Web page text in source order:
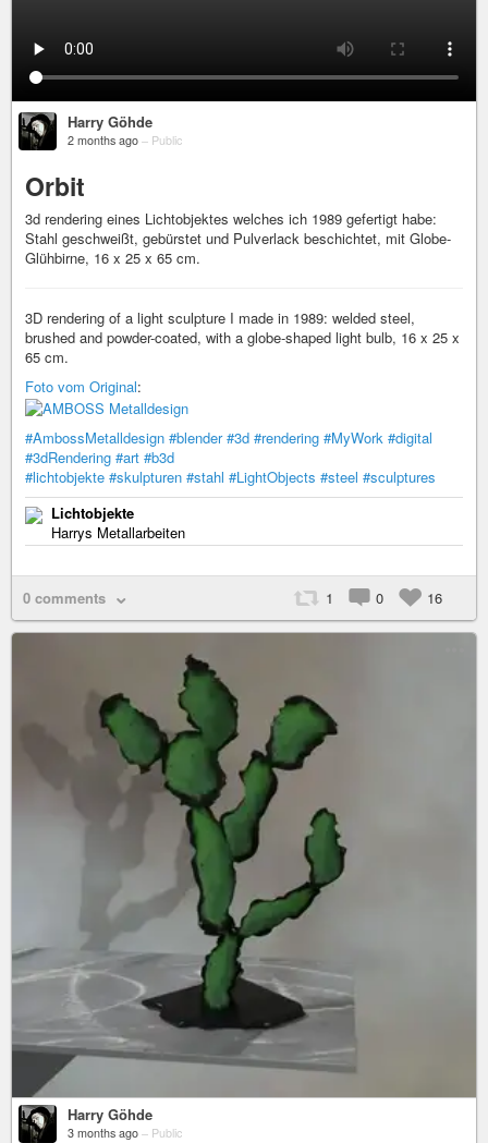
Harry Göhde
2 months ago – Public
Orbit
3d rendering eines Lichtobjektes welches ich 1989 gefertigt habe:
Stahl geschweißt, gebürstet und Pulverlack beschichtet, mit Globe-
Glühbirne, 16 x 25 x 65 cm.
3D rendering of a light sculpture I made in 1989: welded steel,
brushed and powder-coated, with a globe-shaped light bulb, 16 x 25 x
65 cm.
Foto vom Original:
#AmbossMetalldesign #blender #3d #rendering #MyWork #digital
#3dRendering #art #b3d
#lichtobjekte #skulpturen #stahl #LightObjects #steel #sculptures
Lichtobjekte
Harrys Metallarbeiten
0 comments 1 0 16
Harry Göhde
3 months ago – Public